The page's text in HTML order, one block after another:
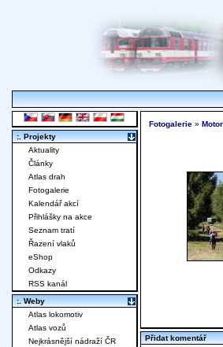
Fotogalerie »
Přidat komentář
:. Projekty
Aktuality
Články
Atlas drah
Fotogalerie
Kalendář akcí
Přihlášky na akce
Seznam tratí
Řazení vlaků
eShop
Odkazy
RSS kanál
:. Weby
Atlas lokomotiv
Atlas vozů
Nejkrásnější nádraží ČR